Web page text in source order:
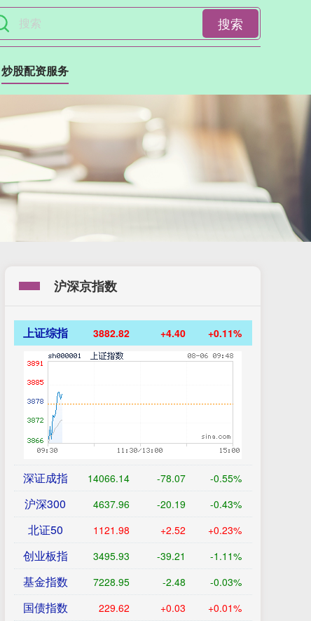
搜索
炒股配资服务
沪深京指数
上证综指 3882.82 +4.40 +0.11%
深证成指 14066.14 -78.07 -0.55%
沪深300 4637.96 -20.19 -0.43%
北证50 1121.98 +2.52 +0.23%
创业板指 3495.93 -39.21 -1.11%
基金指数 7228.95 -2.48 -0.03%
国债指数 229.62 +0.03 +0.01%